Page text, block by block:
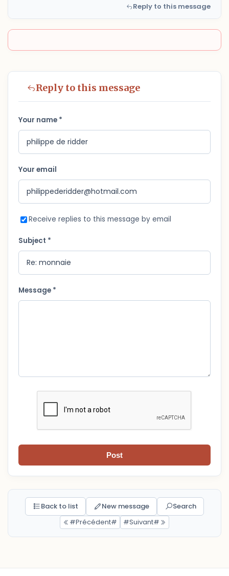
Reply to this message
Reply to this message
Your name *
Your email
Receive replies to this message by email
Subject *
Message *
Post
Back to list New message
Search
#Précédent#
#Suivant#